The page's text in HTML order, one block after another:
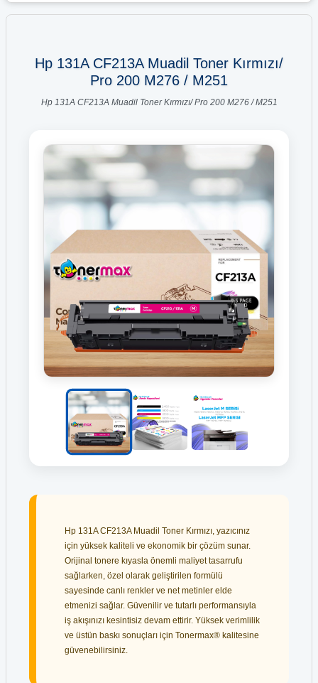
Hp 131A CF213A Muadil Toner Kırmızı/
Pro 200 M276 / M251
Hp 131A CF213A Muadil Toner Kırmızı/ Pro 200 M276 / M251
Hp 131A CF213A Muadil Toner Kırmızı, yazıcınız
için yüksek kaliteli ve ekonomik bir çözüm sunar.
Orijinal tonere kıyasla önemli maliyet tasarrufu
sağlarken, özel olarak geliştirilen formülü
sayesinde canlı renkler ve net metinler elde
etmenizi sağlar. Güvenilir ve tutarlı performansıyla
iş akışınızı kesintisiz devam ettirir. Yüksek verimlilik
ve üstün baskı sonuçları için Tonermax® kalitesine
güvenebilirsiniz.